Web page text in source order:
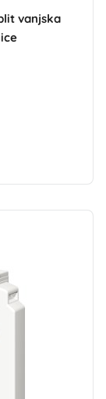
vanjska